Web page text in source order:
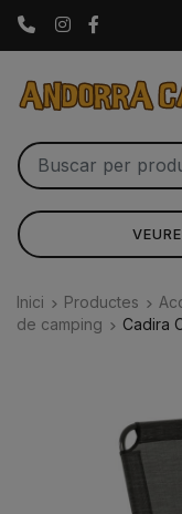
Instagram
Inici Productes
de camping
Cadira